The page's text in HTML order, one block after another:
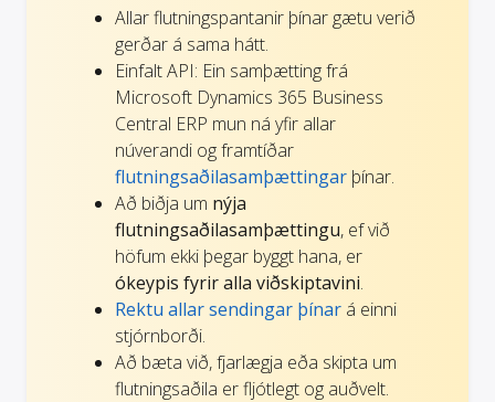
Allar flutningspantanir þínar gætu verið
gerðar á sama hátt.
Einfalt API: Ein samþætting frá
Microsoft Dynamics 365 Business
Central ERP mun ná yfir allar
núverandi og framtíðar
flutningsaðilasamþættingar þínar.
Að biðja um nýja
flutningsaðilasamþættingu, ef við
höfum ekki þegar byggt hana, er
ókeypis fyrir alla viðskiptavini.
Rektu allar sendingar þínar á einni
stjórnborði.
Að bæta við, fjarlægja eða skipta um
flutningsaðila er fljótlegt og auðvelt.